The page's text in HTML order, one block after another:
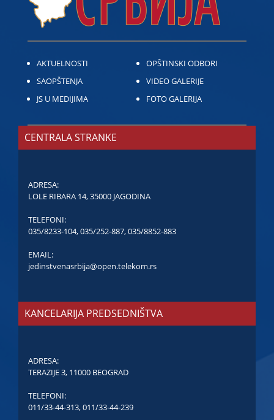
AKTUELNOSTI
SAOPŠTENJA
JS U MEDIJIMA
OPŠTINSKI ODBORI
VIDEO GALERIJE
FOTO GALERIJA
CENTRALA STRANKE
ADRESA:
LOLE RIBARA 14, 35000 JAGODINA
TELEFONI:
035/8233-104,035/252-887,035/8852-883
EMAIL:
jedinstvenasrbija@open.telekom.rs
KANCELARIJA PREDSEDNIŠTVA
ADRESA:
TERAZIJE 3, 11000 BEOGRAD
TELEFONI:
011/33-44-313,011/33-44-239